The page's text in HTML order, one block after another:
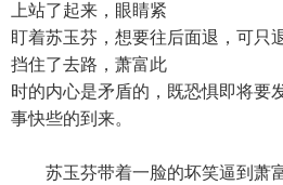
上站了起来，眼睛紧
盯着苏玉芬，想要往后面退，可只
挡住了去路，萧富此
时的内心是矛盾的，既恐惧即将要
事快些的到来。
苏玉芬带着一脸的坏笑逼到萧